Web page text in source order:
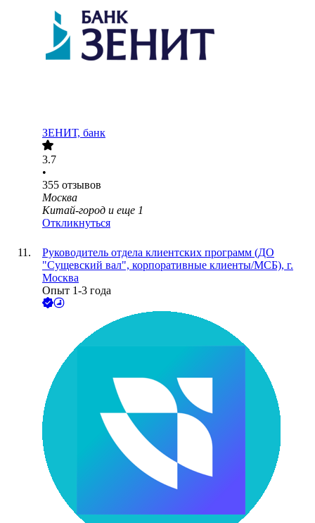
ЗЕНИТ, банк
3.7
•
355 отзывов
Москва
Китай-город и еще 1
Откликнуться
Руководитель отдела клиентских программ (ДО
"Сущевский вал", корпоративные клиенты/МСБ), г.
Москва
Опыт 1-3 года